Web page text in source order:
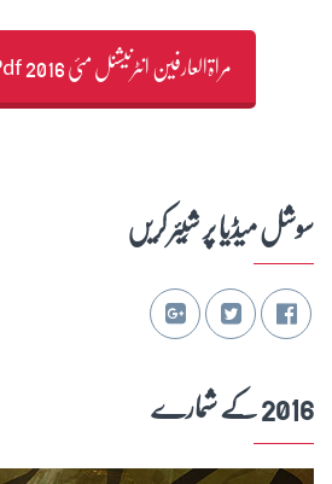
مراۃالعارفین انٹرنیشنل مئی 2016 Pdf ڈاون لوڈ
سوشل میڈیا پر شِیئر کریں
2016 کے شمارے